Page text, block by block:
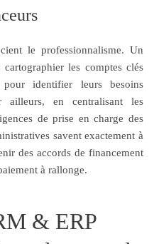
le professionnalisme. Un
les comptes clés
pour identifier leurs besoins
ailleurs, en centralisant les
de prise en charge des
savent exactement à
des accords de financement
à rallonge.
& ERP